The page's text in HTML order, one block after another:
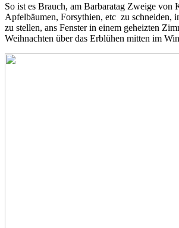
So ist es Brauch, am Barbaratag Zweige von
Apfelbäumen, Forsythien, etc zu schneiden,
zu stellen, ans Fenster in einem geheizten
Weihnachten über das Erblühen mitten im